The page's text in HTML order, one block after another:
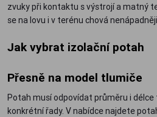
zvuky při kontaktu s výstrojí a matný
se na lovu i v terénu chová
Jak vybrat izolační potah
Přesně na model tlumiče
Potah musí odpovídat průměru i
konkrétní řady. V nabídce najdete